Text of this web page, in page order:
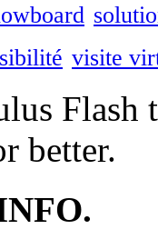
visite
better.